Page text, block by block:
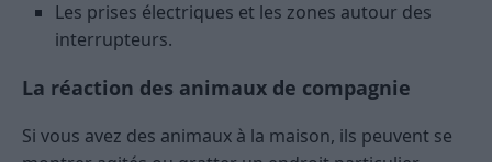
Les prises électriques et les zones autour des
interrupteurs.
La réaction des animaux de compagnie
Si vous avez des animaux à la maison, ils peuvent se